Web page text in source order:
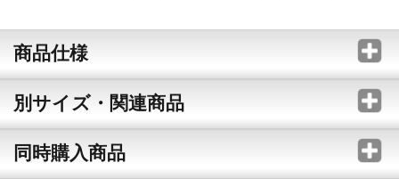
商品仕様
別サイズ・関連商品
同時購入商品